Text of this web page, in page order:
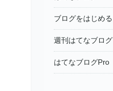
ブログをはじめる
週刊はてなブログ
はてなブログPro